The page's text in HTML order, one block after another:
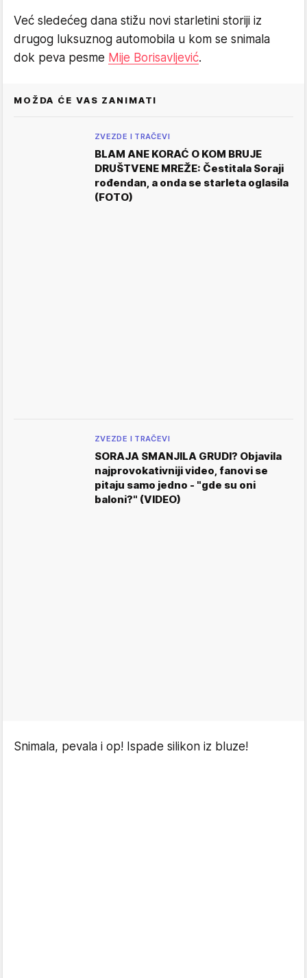
Već sledećeg dana stižu novi starletini storiji iz
drugog luksuznog automobila u kom se snimala
dok peva pesme Mije Borisavljević.
MOŽDA ĆE VAS ZANIMATI
ZVEZDE I TRAČEVI
BLAM ANE KORAĆ O KOM BRUJE
DRUŠTVENE MREŽE: Čestitala Soraji
rođendan, a onda se starleta oglasila
(FOTO)
ZVEZDE I TRAČEVI
SORAJA SMANJILA GRUDI? Objavila
najprovokativniji video, fanovi se
pitaju samo jedno - "gde su oni
baloni?" (VIDEO)
Snimala, pevala i op! Ispade silikon iz bluze!